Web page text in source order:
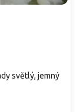
světlý, jemný